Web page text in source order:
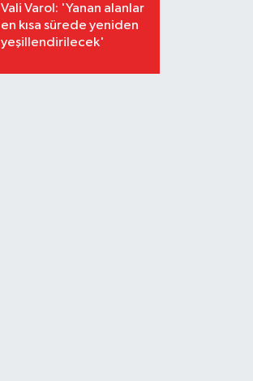
Vali Varol: 'Yanan alanlar
en kısa sürede yeniden
yeşillendirilecek'